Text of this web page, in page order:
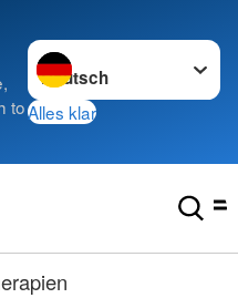
to
Sprache wechseln zu
Alles klar